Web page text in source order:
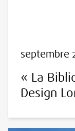
septembre
« La
Design